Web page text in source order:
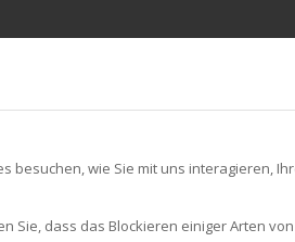
besuchen, wie Sie mit uns interagieren,
dass das Blockieren einiger Arten